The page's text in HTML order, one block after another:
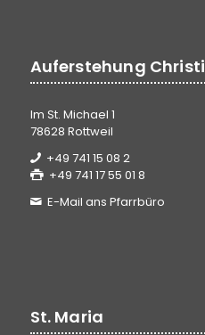
Auferstehung Christi
Im St. Michael 1
78628 Rottweil
+49 741 15 08 2
+49 741 17 55 01 8
E-Mail ans Pfarrbüro
St. Maria